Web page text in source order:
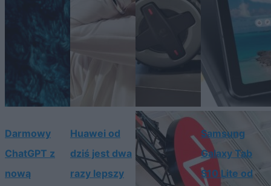
Darmowy
ChatGPT z
nową
Huawei od
dziś jest dwa
razy lepszy
Samsung
Galaxy Tab
S10 Lite od